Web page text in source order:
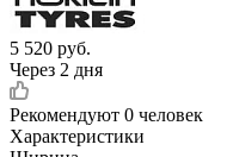
5 520 руб.
Через 2 дня
Рекомендуют 0 человек
Характеристики